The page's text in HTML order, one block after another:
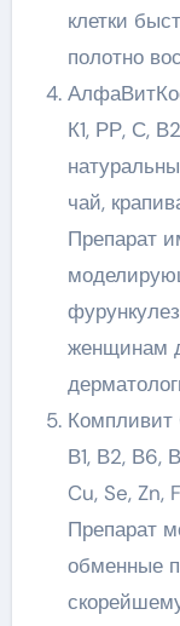
клетки
полотно
К1, РР, С,
чай,
Препарат
женщинам
Компливит
В1, В2, В6,
Cu, Se, Zn,
Препарат
обменные